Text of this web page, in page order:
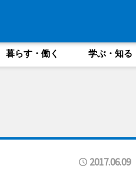
暮らす・働く 学ぶ・知る
2017.06.09